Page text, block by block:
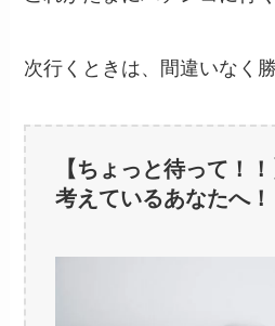
次行くときは、間違いなく
【ちょっと待って！
考えているあなたへ！